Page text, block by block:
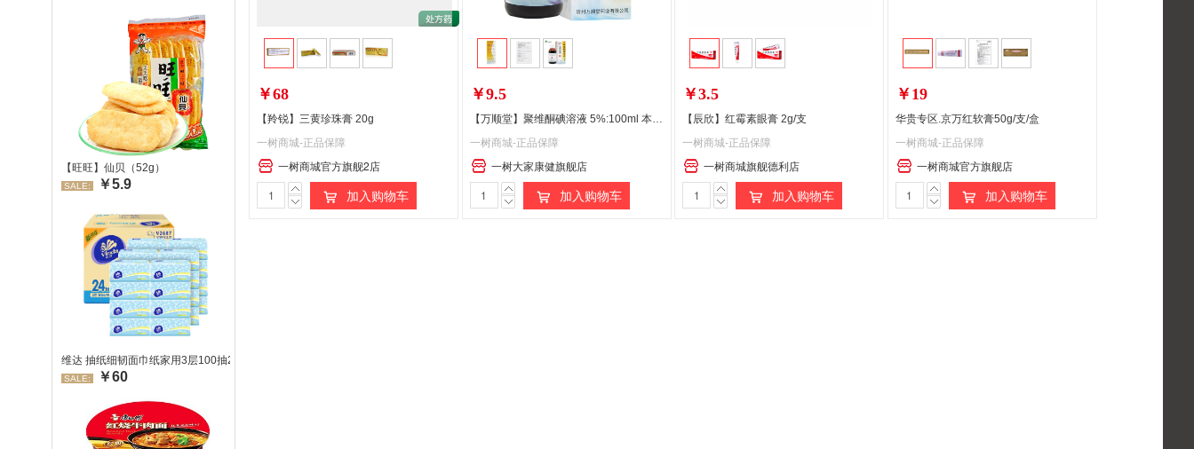
【旺旺】仙贝（52g）
SALE: ￥5.9
维达 抽纸细韧面巾纸家用3层100抽24包/箱 超值装 偏远地区不发货偏远地区:(含新疆、西藏、内蒙古、宁夏、海南、青海)不发货
SALE: ￥60
￥68
【羚锐】三黄珍珠膏 20g
一树商城-正品保障
一树商城官方旗舰2店
加入购物车
￥9.5
【万顺堂】聚维酮碘溶液 5%:100ml 本品用于化脓性皮炎
一树商城-正品保障
一树大家康健旗舰店
加入购物车
￥3.5
【辰欣】红霉素眼膏 2g/支
一树商城-正品保障
一树商城旗舰德利店
加入购物车
￥19
华贵专区.京万红软膏50g/支/盒
一树商城-正品保障
一树商城官方旗舰店
加入购物车